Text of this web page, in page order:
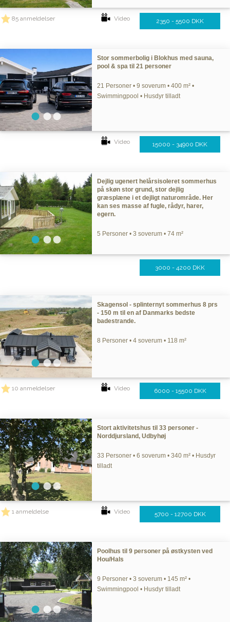
85 anmeldelser Video 2350 - 5500 DKK
Stor sommerbolig i Blokhus med sauna,
pool & spa til 21 personer
21 Personer • 9 soverum • 400 m² •
Swimmingpool • Husdyr tilladt
Video 15000 - 34900 DKK
Dejlig ugenert helårsisoleret sommerhus
på skøn stor grund, stor dejlig
græsplæne i et dejligt naturområde. Her
kan ses masse af fugle, rådyr, harer,
egern.
5 Personer • 3 soverum • 74 m²
3000 - 4200 DKK
Skagensol - splinternyt sommerhus 8 prs
- 150 m til en af Danmarks bedste
badestrande.
8 Personer • 4 soverum • 118 m²
10 anmeldelser Video 6000 - 15500 DKK
Stort aktivitetshus til 33 personer -
Norddjursland, Udbyhøj
33 Personer • 6 soverum • 340 m² • Husdyr
tilladt
1 anmeldelse Video 5700 - 12700 DKK
Poolhus til 9 personer på østkysten ved
Hou/Hals
9 Personer • 3 soverum • 145 m² •
Swimmingpool • Husdyr tilladt